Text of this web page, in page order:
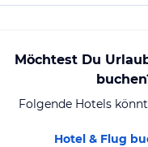
Möchtest Du
Folgende Hotels
Hotel & Flug